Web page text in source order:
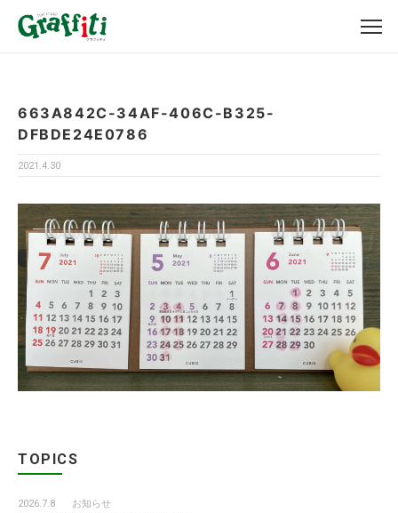
663A842C-34AF-406C-B325-
DFBDE24E0786
2021.4.30
TOPICS
2026.7.8 お知らせ